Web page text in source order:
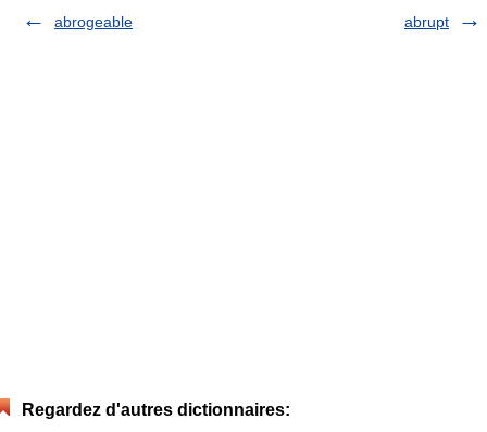
abrogeable
abrupt
Regardez d'autres dictionnaires: